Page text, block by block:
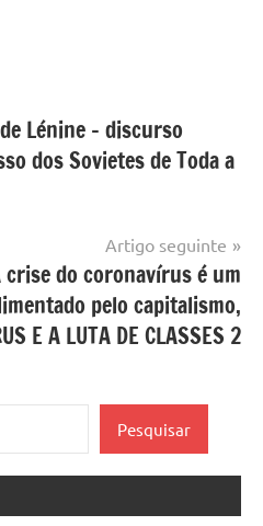
Lénine – discurso
dos Sovietes de Toda a
Artigo seguinte
crise do coronavírus é um
pelo capitalismo,
E A LUTA DE CLASSES 2
Pesquisar